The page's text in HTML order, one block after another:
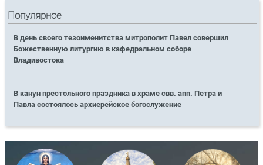
Популярное
В день своего тезоименитства митрополит Павел совершил
Божественную литургию в кафедральном соборе
Владивостока
В канун престольного праздника в храме свв. апп. Петра и
Павла состоялось архиерейское богослужение